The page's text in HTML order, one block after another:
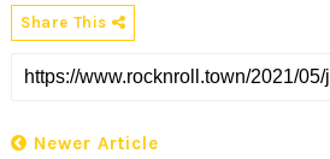
Share This
Newer Article